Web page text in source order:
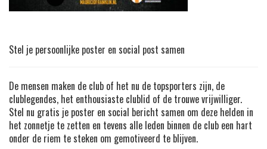
Stel je persoonlijke poster en social post samen
De mensen maken de club of het nu de topsporters zijn, de
clublegendes, het enthousiaste clublid of de trouwe vrijwilliger.
Stel nu gratis je poster en social bericht samen om deze helden in
het zonnetje te zetten en tevens alle leden binnen de club een hart
onder de riem te steken om gemotiveerd te blijven.